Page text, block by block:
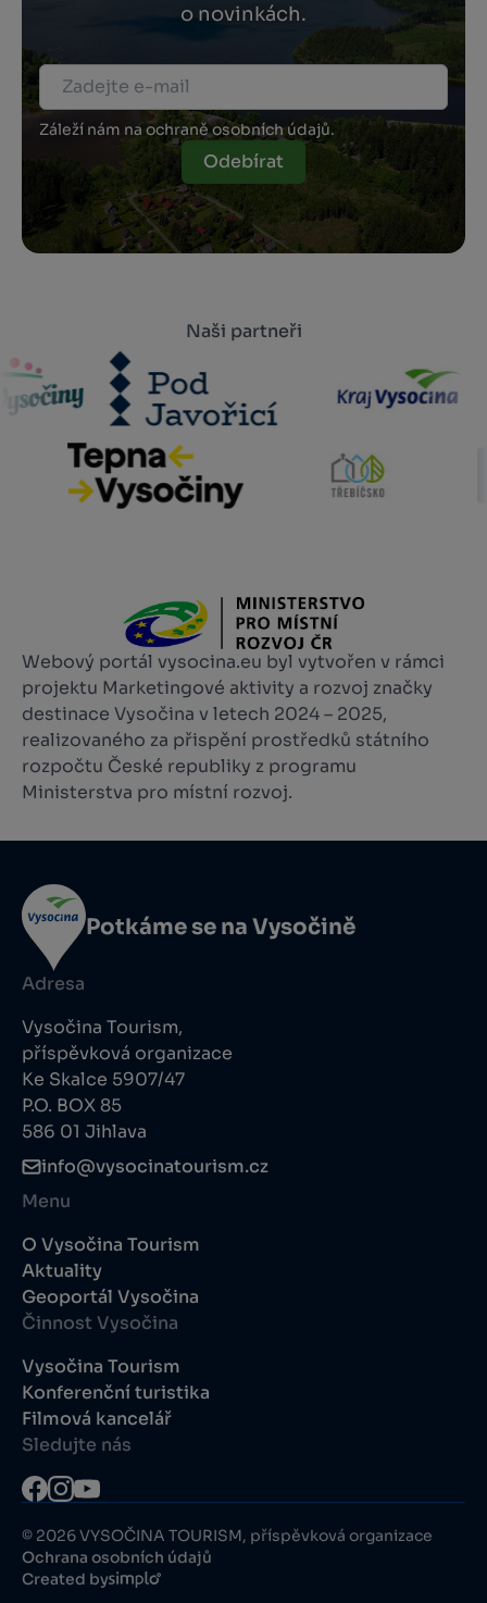
o novinkách.
Záleží nám na ochraně osobních údajů.
Odebírat
Naši partneři
Webový portál vysocina.eu byl vytvořen v rámci
projektu Marketingové aktivity a rozvoj značky
destinace Vysočina v letech 2024 – 2025,
realizovaného za přispění prostředků státního
rozpočtu České republiky z programu
Ministerstva pro místní rozvoj.
Potkáme se na Vysočině
Adresa
Vysočina Tourism,
příspěvková organizace
Ke Skalce 5907/47
P.O. BOX 85
586 01 Jihlava
info@vysocinatourism.cz
Menu
O Vysočina Tourism
Aktuality
Geoportál Vysočina
Činnost Vysočina
Vysočina Tourism
Konferenční turistika
Filmová kancelář
Sledujte nás
© 2026 VYSOČINA TOURISM, příspěvková organizace
Ochrana osobních údajů
Created by